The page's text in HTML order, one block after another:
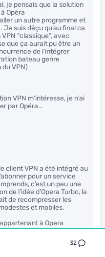
32
je pensais que la solution
Opéra
un autre programme et
Je suis déçu qu’au final ca
“classique”, avec
que ça aurait pu être un
de l’intégrer
bateau genre
VPN)
VPN m’intéresse, je n’ai
par Opéra…
client VPN a été intégré au
pour un service
c’est un peu une
de l’idée d’Opera Turbo, la
de recompresser les
et mobiles.
à Opera